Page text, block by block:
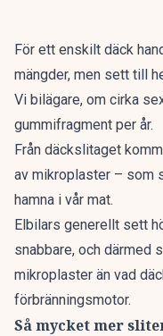
För ett enskilt däck
mängder, men sett till
Vi bilägare, om cirka
gummifragment per år.
Från däckslitaget
av mikroplaster – som
hamna i vår mat.
Elbilars generellt sett
snabbare, och därmed
mikroplaster än vad
förbränningsmotor.
Så mycket mer